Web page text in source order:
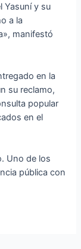
Yasuní y su
a la
manifestó
en la
su reclamo,
popular
en el
Uno de los
pública con